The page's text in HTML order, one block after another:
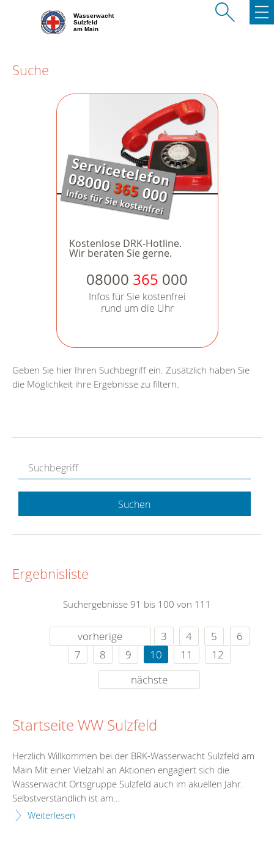
Wasserwacht
Sulzfeld
am Main
Suche
Kostenlose DRK-Hotline.
Wir beraten Sie gerne.
08000 365 000
Infos für Sie kostenfrei
rund um die Uhr
Geben Sie hier Ihren Suchbegriff ein. Zusätzlich haben Sie
die Möglichkeit ihre Ergebnisse zu filtern.
Suchen
Ergebnisliste
Suchergebnisse 91 bis 100 von 111
vorherige 3 4 5
6
7
8 9 10 11
12
nächste
Startseite WW Sulzfeld
Herzlich Willkommen bei der BRK-Wasserwacht Sulzfeld am
Main Mit einer Vielzahl an Aktionen engagiert sich die
Wasserwacht Ortsgruppe Sulzfeld auch im akuellen Jahr.
Selbstverständlich ist am...
Weiterlesen